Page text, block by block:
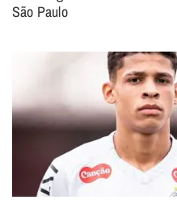
São Paulo